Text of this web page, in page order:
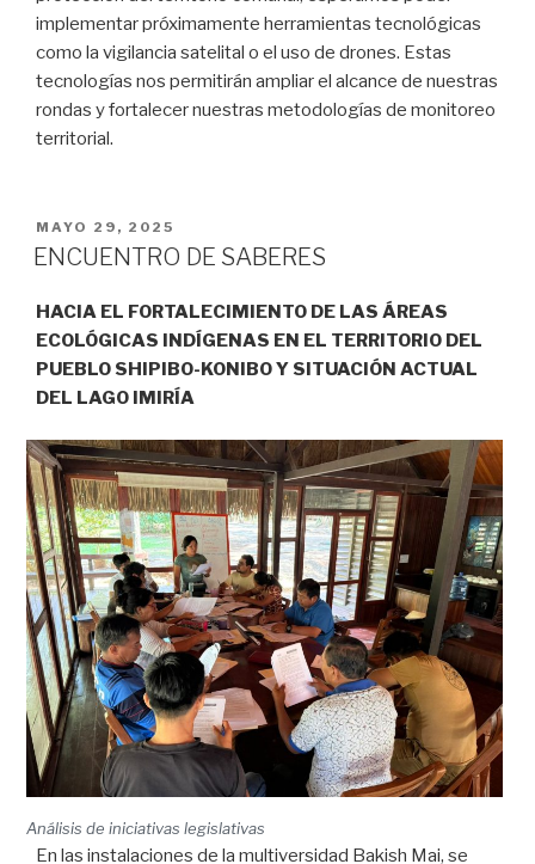
implementar próximamente herramientas tecnológicas
como la vigilancia satelital o el uso de drones. Estas
tecnologías nos permitirán ampliar el alcance de nuestras
rondas y fortalecer nuestras metodologías de monitoreo
territorial.
PUBLICADO
EL
MAYO 29, 2025
ENCUENTRO DE SABERES
HACIA EL FORTALECIMIENTO DE LAS ÁREAS
ECOLÓGICAS INDÍGENAS EN EL TERRITORIO DEL
PUEBLO SHIPIBO-KONIBO Y SITUACIÓN ACTUAL
DEL LAGO IMIRÍA
Análisis de iniciativas legislativas
En las instalaciones de la multiversidad Bakish Mai, se